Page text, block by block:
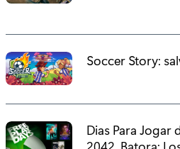
Soccer Story:
Dias Para Jogar
2042, Batora: